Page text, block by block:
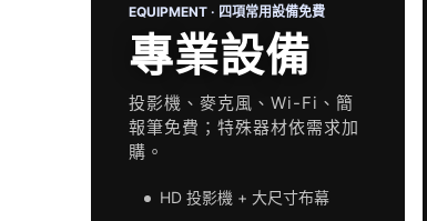
EQUIPMENT · 四項常用設備免費
專業設備
投影機、麥克風、Wi-Fi、簡
報筆免費；特殊器材依需求加
購。
HD 投影機 + 大尺寸布幕